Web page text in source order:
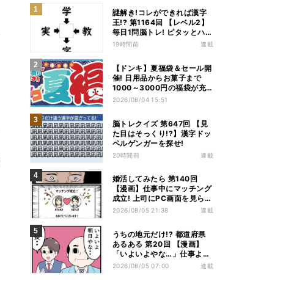
謎解き!コレができれば漢字
王!? 第1164回 【レベル2】
毎日1問脳トレ! ピタッとハマ
る漢字はどれだ?
19時間前 連載
【ドンキ】夏福袋＆セール開
催! 日用品からお菓子まで
1000～3000円の福袋が充
実、家電やアパレルなど人気
2026/08/04 15:51
脳トレクイズ 第647回 【見
た目はそっくり!?】漢字ドッ
ペルゲンガーを探せ!
20時間前 連載
婚活してみたら 第140回
【漫画】仕事中にマッチング
成立! 上司にPC画面を見られ
た結果…
2026/08/05 21:38 連載
うちの地元だけ!? 都道府県
あるある 第20回 【漫画】
「いよいよやな…」仕事より
優先は当然!? 兵庫県民の“祭
2026/08/05 07:00 連載